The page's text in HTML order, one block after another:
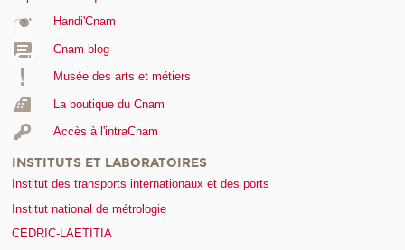
Handi'Cnam
Cnam blog
Musée des arts et métiers
La boutique du Cnam
Accès à l'intraCnam
INSTITUTS ET LABORATOIRES
Institut des transports internationaux et des ports
Institut national de métrologie
CEDRIC-LAETITIA